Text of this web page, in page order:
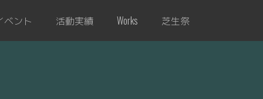
ベント 活動実績 Works 芝生祭